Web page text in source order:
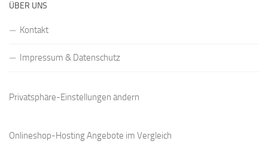
ÜBER UNS
Kontakt
Impressum & Datenschutz
Privatsphäre-Einstellungen ändern
Onlineshop-Hosting Angebote im Vergleich